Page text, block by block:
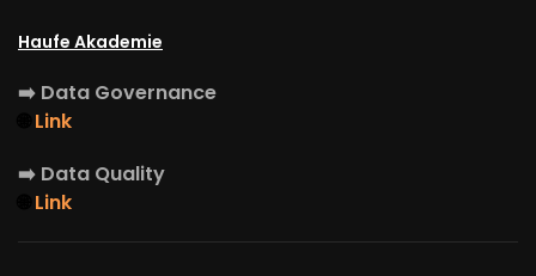
Haufe Akademie
➡️ Data Governance
Link
➡️ Data Quality
Link